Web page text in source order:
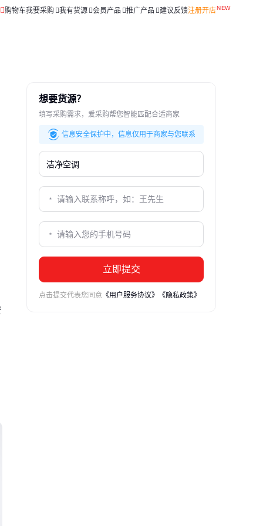
购物车我要采购 我有货源 会员产品 推广产品 建议反馈注册开店
想要货源？
填写采购需求，爱采购帮您智能匹配合适商家
信息安全保护中，信息仅用于商家与您联系
立即提交
点击提交代表您同意 《用户服务协议》 《隐私政策》